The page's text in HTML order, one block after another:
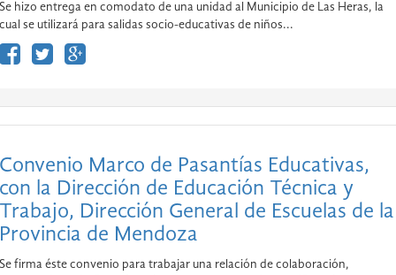
Se hizo entrega en comodato de una unidad al Municipio de Las Heras, la
cual se utilizará para salidas socio-educativas de niños...
Convenio Marco de Pasantías Educativas,
con la Dirección de Educación Técnica y
Trabajo, Dirección General de Escuelas de la
Provincia de Mendoza
Se firma éste convenio para trabajar una relación de colaboración,